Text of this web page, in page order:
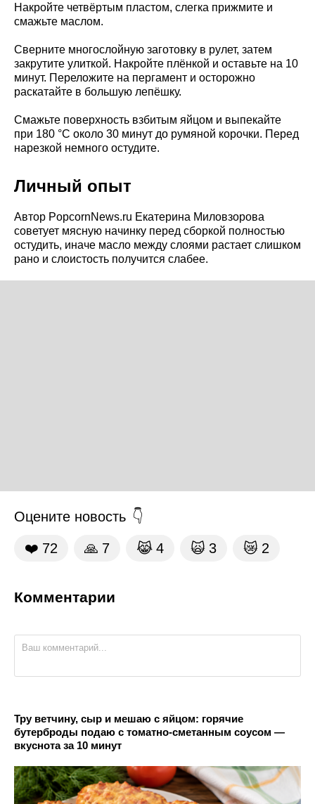
Накройте четвёртым пластом, слегка прижмите и
смажьте маслом.
Сверните многослойную заготовку в рулет, затем
закрутите улиткой. Накройте плёнкой и оставьте на 10
минут. Переложите на пергамент и осторожно
раскатайте в большую лепёшку.
Смажьте поверхность взбитым яйцом и выпекайте
при 180 °C около 30 минут до румяной корочки. Перед
нарезкой немного остудите.
Личный опыт
Автор PopcornNews.ru Екатерина Миловзорова
советует мясную начинку перед сборкой полностью
остудить, иначе масло между слоями растает слишком
рано и слоистость получится слабее.
Оцените новость
❤️ 72 🙏 7 😹 4 🙀 3 😿 2
Комментарии
Тру ветчину, сыр и мешаю с яйцом: горячие
бутерброды подаю с томатно-сметанным соусом —
вкуснота за 10 минут